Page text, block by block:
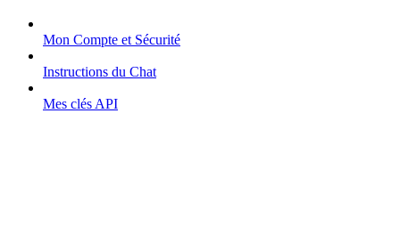
Mon Compte et Sécurité
Instructions du Chat
Mes clés API